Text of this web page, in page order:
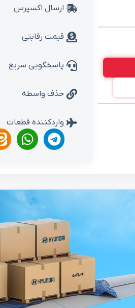
ارسال اکسپرس
قیمت رقابتی
پاسخگویی سریع
حذف واسطه
واردکننده قطعات